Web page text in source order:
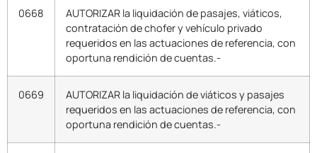
0668
AUTORIZAR la liquidación de pasajes, viáticos,
contratación de chofer y vehículo privado
requeridos en las actuaciones de referencia, con
oportuna rendición de cuentas.-
0669
AUTORIZAR la liquidación de viáticos y pasajes
requeridos en las actuaciones de referencia, con
oportuna rendición de cuentas.-